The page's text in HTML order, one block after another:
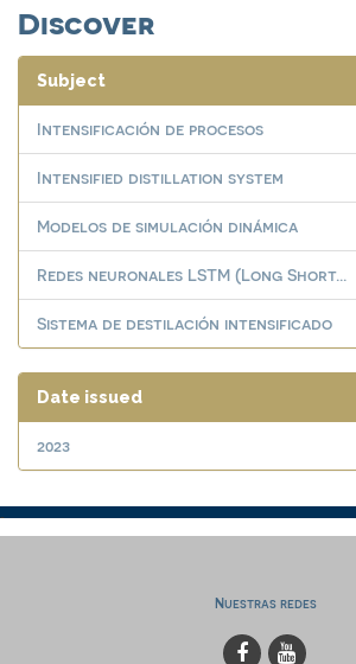
Discover
Subject
Intensificación de procesos
Intensified distillation system
Modelos de simulación dinámica
Redes neuronales LSTM (Long Short...
Sistema de destilación intensificado
Date issued
2023
Nuestras redes